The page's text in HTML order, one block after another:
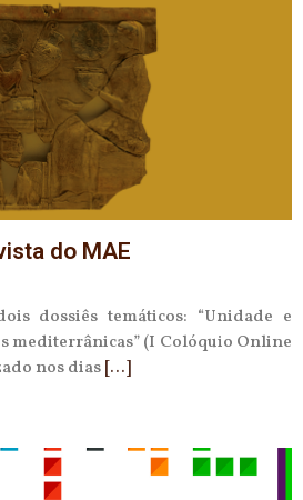
do MAE
dossiês temáticos: “Unidade e
mediterrânicas” (I Colóquio Online
nos dias